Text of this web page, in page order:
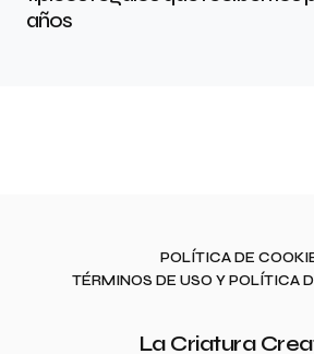
años
POLÍTICA DE
TÉRMINOS DE USO Y POLÍTICA
La Criatura